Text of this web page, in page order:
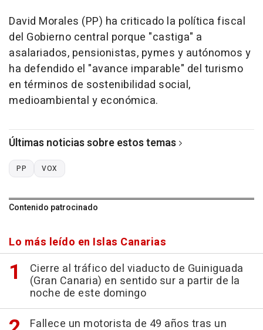
David Morales (PP) ha criticado la política fiscal
del Gobierno central porque "castiga" a
asalariados, pensionistas, pymes y autónomos y
ha defendido el "avance imparable" del turismo
en términos de sostenibilidad social,
medioambiental y económica.
Últimas noticias sobre estos temas
PP VOX
Contenido patrocinado
Lo más leído en Islas Canarias
Cierre al tráfico del viaducto de Guiniguada
(Gran Canaria) en sentido sur a partir de la
noche de este domingo
Fallece un motorista de 49 años tras un